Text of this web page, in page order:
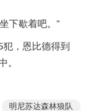
下歇着吧。”
，恩比德得到
。
明尼苏达森林狼队